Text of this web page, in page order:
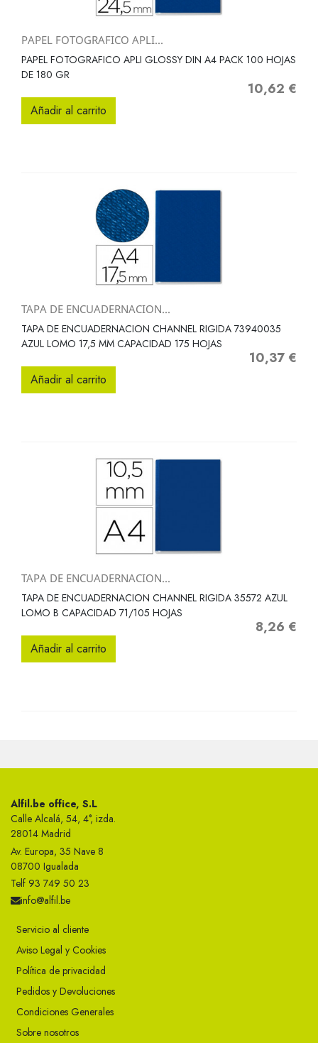
PAPEL FOTOGRAFICO APLI...
PAPEL FOTOGRAFICO APLI GLOSSY DIN A4 PACK 100 HOJAS
DE 180 GR
Precio
10,62 €
Añadir al carrito
TAPA DE ENCUADERNACION...
TAPA DE ENCUADERNACION CHANNEL RIGIDA 73940035
AZUL LOMO 17,5 MM CAPACIDAD 175 HOJAS
Precio
10,37 €
Añadir al carrito
TAPA DE ENCUADERNACION...
TAPA DE ENCUADERNACION CHANNEL RIGIDA 35572 AZUL
LOMO B CAPACIDAD 71/105 HOJAS
Precio
8,26 €
Añadir al carrito
Alfil.be office, S.L
Calle Alcalá, 54, 4°, izda.
28014 Madrid
Av. Europa, 35 Nave 8
08700 Igualada
Telf 93 749 50 23
info@alfil.be
Servicio al cliente
Aviso Legal y Cookies
Política de privacidad
Pedidos y Devoluciones
Condiciones Generales
Sobre nosotros